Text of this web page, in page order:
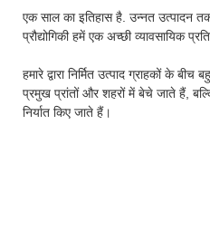
एक साल का इतिहास है. उन्नत उत्पादन
प्रौद्योगिकी हमें एक अच्छी व्यावसायिक
हमारे द्वारा निर्मित उत्पाद ग्राहकों के
प्रमुख प्रांतों और शहरों में बेचे जाते हैं,
निर्यात किए जाते हैं।